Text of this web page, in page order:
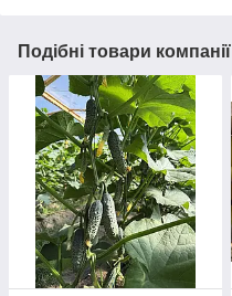
Подібні товари компанії